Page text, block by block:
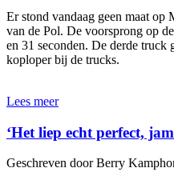
Er stond vandaag geen maat
van de Pol. De voorsprong op
en 31 seconden. De derde truck
koploper bij de trucks.
Lees meer
‘Het liep echt perfect,
Geschreven door Berry